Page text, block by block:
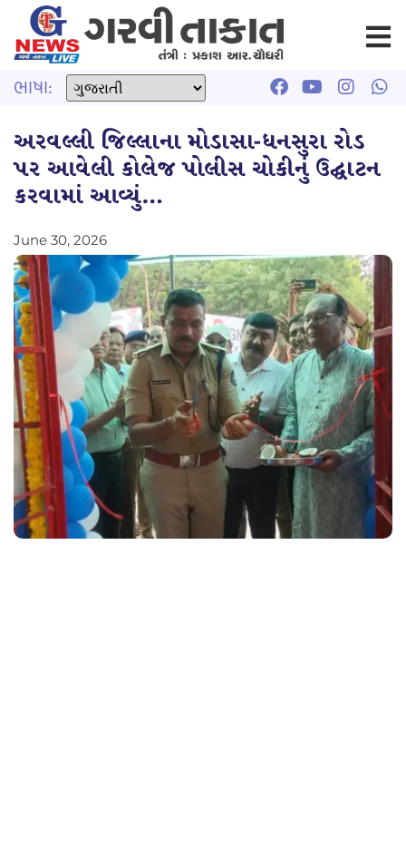
ભાષા:
અરવલ્લી જિલ્લાના મોડાસા-ધનસુરા રોડ
પર આવેલી કોલેજ પોલીસ ચોકીનું ઉદ્ઘાટન
કરવામાં આવ્યું…
June 30, 2026